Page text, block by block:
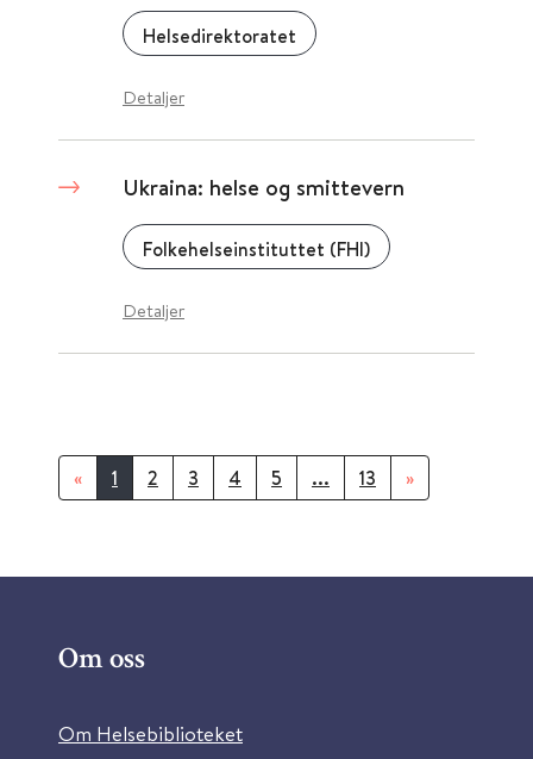
Helsedirektoratet
Detaljer
Ukraina: helse og smittevern
Folkehelseinstituttet (FHI)
Detaljer
« 1 2 3 4 5 ... 13 »
Om oss
Om Helsebiblioteket